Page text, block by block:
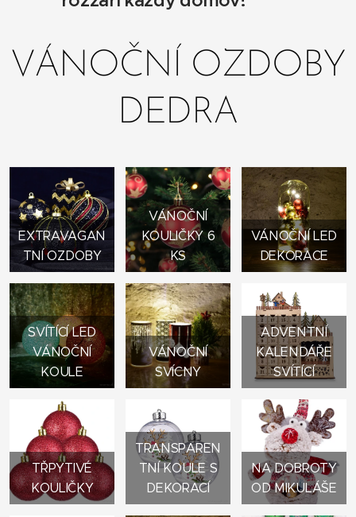
VÁNOČNÍ OZDOBY
DEDRA
EXTRAVAGAN
TNÍ OZDOBY
VÁNOČNÍ
KOULIČKY 6
KS
VÁNOČNÍ LED
DEKORACE
SVÍTÍCÍ LED
VÁNOČNÍ
KOULE
VÁNOČNÍ
SVÍCNY
ADVENTNÍ
KALENDÁŘE
SVÍTÍCÍ
TŘPYTIVÉ
KOULIČKY
TRANSPAREN
TNÍ KOULE S
DEKORACÍ
NA DOBROTY
OD MIKULÁŠE